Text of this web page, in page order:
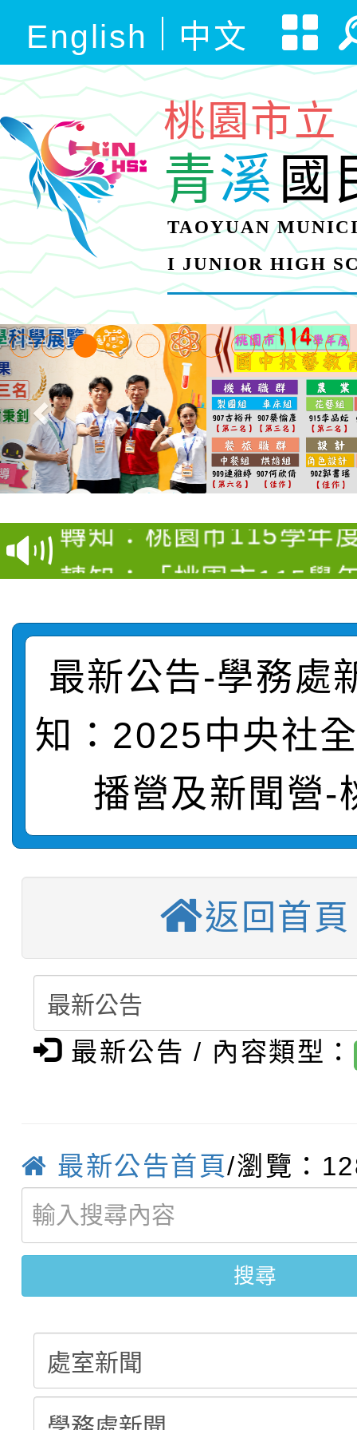
English 中文
桃園市立
青溪國
TAOYUAN
I JUNIOR HIGH
【甄選結果(第4招)】
學年度第1學期第9次代
結果(第4招)
【甄選結果(第12招)】
學年度第1學期第7次代
結果(第12招)
轉知：桃園市115學年
賽及師生本土語及新住
轉知：「桃園市115學
動辦法」
轉知臺中市政府政風處
城市手牽手，綠能透明
畫影片一案
轉知：「115學年度全
劇比賽實施要點」及修
轉知：桃園市115年度
敬師藝文競賽』實施計
【甄選結果(第11招)】
學年度第1學期第7次代
結果(第11招)
【甄選結果(第3招)】
學年度第1學期第9次代
結果(第3招)
【甄選結果(第4招)】
學年度第1學期第9次
結果(第4招)
【甄選結果(第12招)】
學年度第1學期第7次代
結果(第12招)
轉知：桃園市115學年
賽及師生本土語及新住
賽實施要點
轉知：「桃園市115學
比賽實施要點」
轉知：「115年金融知
畫影片一案
劇比賽實施要點」及修
表
轉知：桃園市115年度
敬師藝文競賽』實施計
【甄選結果(第11招)】
學年度第1學期第7次
【甄選結果(第3招)】
結果(第3招)
最新公告-學務處
知：2025中央社
播營及新聞營-
返回首頁
最新公告 / 內容類型：
最新公告首頁/瀏覽：
搜尋